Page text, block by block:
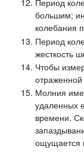
Период
большим;
колебания
Период
жесткость
Чтобы
Молния
удаленных
времени.
ощущается